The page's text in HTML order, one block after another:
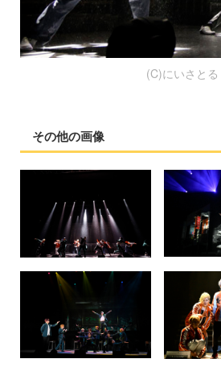
(C)にいさと
その他の画像